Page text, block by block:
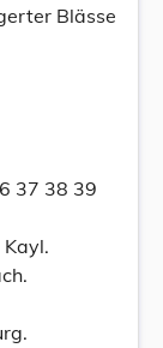
Blässe
37 38 39